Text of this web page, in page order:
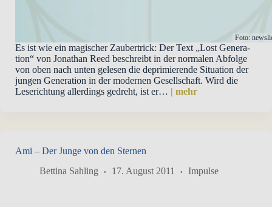
Foto:
Es ist wie ein magi­scher Zau­ber­trick: Der Text „Lost Gene­ra­
tion“ von Jona­than Reed beschreibt in der nor­ma­len Abfolge
von oben nach unten gele­sen die depri­mie­rende Situa­tion der
jun­gen Gene­ra­tion in der moder­nen Gesell­schaft. Wird die
Lese­rich­tung aller­dings gedreht, ist er… | mehr
Ami – Der Junge von den Sternen
Bettina Sahling
17. August 2011 Impulse